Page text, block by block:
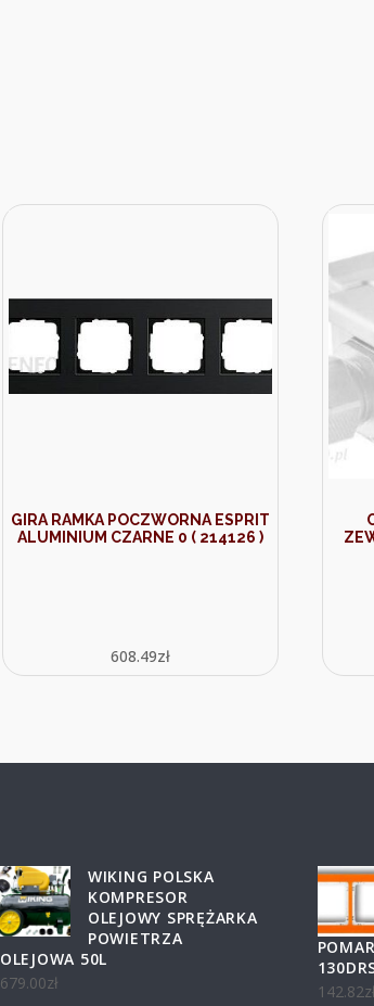
GIRA RAMKA POCZWORNA ESPRIT
ALUMINIUM CZARNE 0 ( 214126 )
608.49zł
WIKING POLSKA
KOMPRESOR
OLEJOWY SPRĘŻARKA
POWIETRZA
OLEJOWA 50L
679.00zł
142.82zł